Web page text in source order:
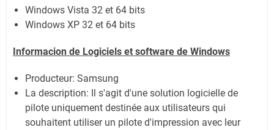
Windows Vista 32 et 64 bits
Windows XP 32 et 64 bits
Informacion de Logiciels et software de Windows
Producteur: Samsung
La description: Il s'agit d'une solution logicielle de
pilote uniquement destinée aux utilisateurs qui
souhaitent utiliser un pilote d'impression avec leur